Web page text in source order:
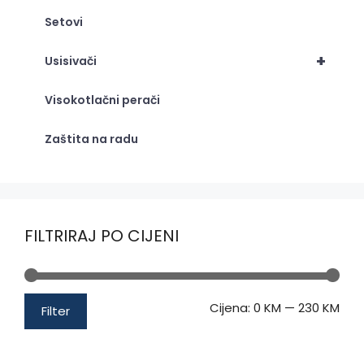
Setovi
+
Usisivači
Visokotlačni perači
Zaštita na radu
FILTRIRAJ PO CIJENI
Filter Cijena: 0 KM — 230 KM